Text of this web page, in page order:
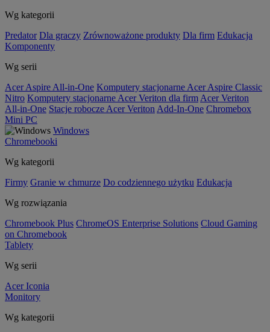
Wg kategorii
Predator Dla graczy Zrównoważone produkty Dla firm Edukacja
Komponenty
Wg serii
Acer Aspire All-in-One Komputery stacjonarne Acer Aspire Classic
Nitro Komputery stacjonarne Acer Veriton dla firm Acer Veriton
All-in-One Stacje robocze Acer Veriton Add-In-One Chromebox
Mini PC
Windows
Chromebooki
Wg kategorii
Firmy Granie w chmurze Do codziennego użytku Edukacja
Wg rozwiązania
Chromebook Plus ChromeOS Enterprise Solutions Cloud Gaming
on Chromebook
Tablety
Wg serii
Acer Iconia
Monitory
Wg kategorii